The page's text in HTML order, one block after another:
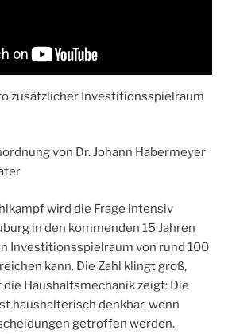
zusätzlicher Investitionsspielraum
von Dr. Johann Habermeyer
wird die Frage intensiv
in den kommenden 15 Jahren
Investitionsspielraum von rund 100
kann. Die Zahl klingt groß,
die Haushaltsmechanik zeigt: Die
haushalterisch denkbar, wenn
getroffen werden.